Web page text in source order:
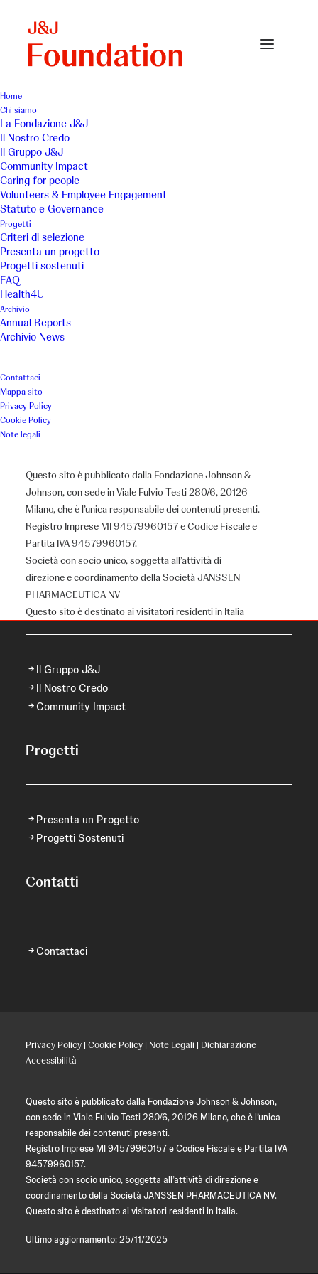
Home
Chi siamo
La Fondazione J&J
Il Nostro Credo
Il Gruppo J&J
Community Impact
Caring for people
Volunteers & Employee Engagement
Statuto e Governance
Progetti
Criteri di selezione
Presenta un progetto
Progetti sostenuti
FAQ
Health4U
Archivio
Annual Reports
Archivio News
Contattaci
Mappa sito
Privacy Policy
Cookie Policy
Note legali
Questo sito è pubblicato dalla Fondazione Johnson &
Johnson, con sede in Viale Fulvio Testi 280/6, 20126
Milano, che è l’unica responsabile dei contenuti presenti.
Registro Imprese MI 94579960157 e Codice Fiscale e
Partita IVA 94579960157.
Società con socio unico, soggetta all’attività di
direzione e coordinamento della Società JANSSEN
PHARMACEUTICA NV
Questo sito è destinato ai visitatori residenti in Italia
Home
Chi siamo
Il Gruppo J&J
Il Nostro Credo
Community Impact
Progetti
Presenta un Progetto
Progetti Sostenuti
Contatti
Contattaci
Privacy Policy | Cookie Policy | Note Legali | Dichiarazione
Accessibilità
Questo sito è pubblicato dalla Fondazione Johnson & Johnson,
con sede in Viale Fulvio Testi 280/6, 20126 Milano, che è l’unica
responsabile dei contenuti presenti.
Registro Imprese MI 94579960157 e Codice Fiscale e Partita IVA
94579960157.
Società con socio unico, soggetta all’attività di direzione e
coordinamento della Società JANSSEN PHARMACEUTICA NV.
Questo sito è destinato ai visitatori residenti in Italia.
Ultimo aggiornamento: 25/11/2025